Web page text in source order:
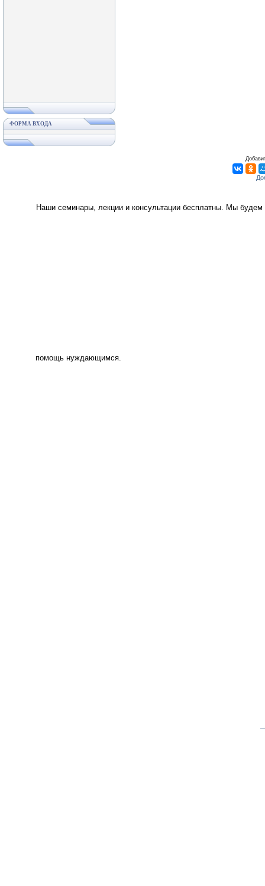
ФОРМА ВХОДА
Наши семинары, лекции и консультации бесплатны. Мы
помощь нуждающимся.